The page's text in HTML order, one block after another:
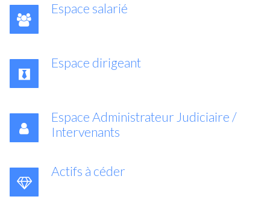
Espace salarié
Espace dirigeant
Espace Administrateur Judiciaire /
Intervenants
Actifs à céder